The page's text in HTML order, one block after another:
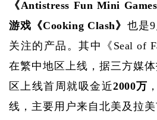
《Antistress Fun Mini
游戏《Cooking Clash》 也是
关注的产品。其中《Seal of
在繁中地区上线，据三方媒
区上线首周就吸金近2000万
线，主要用户来自北美及拉